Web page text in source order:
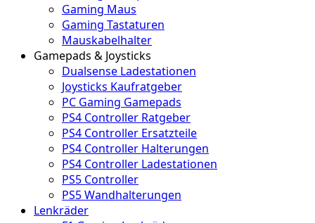
Gaming Maus
Gaming Tastaturen
Mauskabelhalter
Gamepads & Joysticks
Dualsense Ladestationen
Joysticks Kaufratgeber
PC Gaming Gamepads
PS4 Controller Ratgeber
PS4 Controller Ersatzteile
PS4 Controller Halterungen
PS4 Controller Ladestationen
PS5 Controller
PS5 Wandhalterungen
Lenkräder